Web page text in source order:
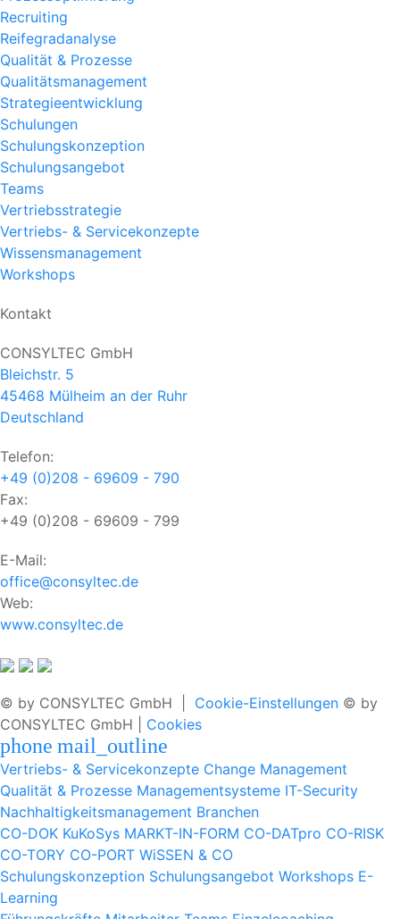
Recruiting
Reifegradanalyse
Qualität & Prozesse
Qualitätsmanagement
Strategieentwicklung
Schulungen
Schulungskonzeption
Schulungsangebot
Teams
Vertriebsstrategie
Vertriebs- & Servicekonzepte
Wissensmanagement
Workshops
Kontakt
CONSYLTEC GmbH
Bleichstr. 5
45468 Mülheim an der Ruhr
Deutschland
Telefon:
+49 (0)208 - 69609 - 790
Fax:
+49 (0)208 - 69609 - 799
E-Mail:
office@consyltec.de
Web:
www.consyltec.de
© by CONSYLTEC GmbH | Cookie-Einstellungen © by
CONSYLTEC GmbH | Cookies
phone mail_outline
Vertriebs- & Servicekonzepte Change Management
Qualität & Prozesse Managementsysteme IT-Security
Nachhaltigkeitsmanagement Branchen
CO-DOK KuKoSys MARKT-IN-FORM CO-DATpro CO-RISK
CO-TORY CO-PORT WiSSEN & CO
Schulungskonzeption Schulungsangebot Workshops E-
Learning